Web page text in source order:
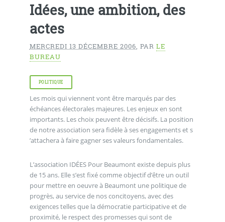
Idées, une ambition, des
actes
MERCREDI 13 DÉCEMBRE 2006, PAR LE
BUREAU
POLITIQUE
Les mois qui viennent vont être marqués par des
échéances électorales majeures. Les enjeux en sont
importants. Les choix peuvent être décisifs. La position
de notre association sera fidèle à ses engagements et s
’attachera à faire gagner ses valeurs fondamentales.
L’association IDÉES Pour Beaumont existe depuis plus
de 15 ans. Elle s’est fixé comme objectif d’être un outil
pour mettre en oeuvre à Beaumont une politique de
progrès, au service de nos concitoyens, avec des
exigences telles que la démocratie participative et de
proximité, le respect des promesses qui sont de